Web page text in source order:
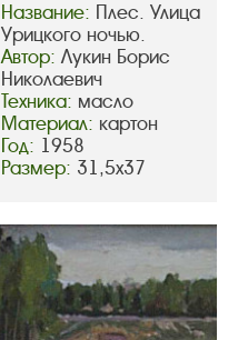
Название: Плес. Улица
Урицкого ночью.
Автор: Лукин Борис
Николаевич
Техника: масло
Материал: картон
Год: 1958
Размер: 31,5х37